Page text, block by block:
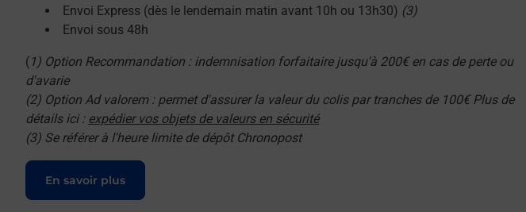
Envoi Express (dès le lendemain matin avant 10h ou 13h30) (3)
Envoi sous 48h
( 1) Option Recommandation : indemnisation forfaitaire jusqu'à 200€ en cas de perte ou
d'avarie
(2) Option Ad valorem : permet d'assurer la valeur du colis par tranches de 100€ Plus de
détails ici : expédier vos objets de valeurs en sécurité
(3) Se référer à l'heure limite de dépôt Chronopost
En savoir plus
Le lien s'ouvre dans un nouvel onglet